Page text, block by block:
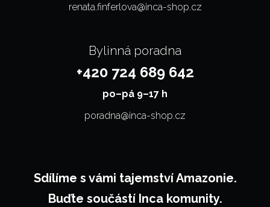
renata.finferlova@inca-shop.cz
Bylinná poradna
+420 724 689 642
po–⁠⁠⁠⁠⁠⁠pá 9–17 h
poradna@inca-shop.cz
Sdílíme s vámi tajemství Amazonie.
Buďte součástí Inca komunity.